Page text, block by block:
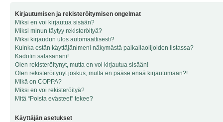
Kirjautumisen ja rekisteröitymisen ongelmat
Miksi en voi kirjautua sisään?
Miksi minun täytyy rekisteröityä?
Miksi kirjaudun ulos automaattisesti?
Kuinka estän käyttäjänimeni näkymästä paikallaolijoiden listassa?
Kadotin salasanani!
Olen rekisteröitynyt, mutta en voi kirjautua sisään!
Olen rekisteröitynyt joskus, mutta en pääse enää kirjautumaan?!
Mikä on COPPA?
Miksi en voi rekisteröityä?
Mitä “Poista evästeet” tekee?
Käyttäjän asetukset